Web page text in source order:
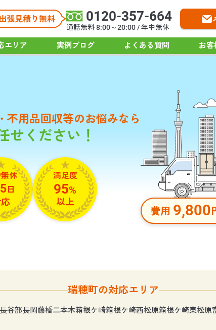
0120-357-664
通話無料 8:00～20:00 / 年中無休
エリア 実例ブログ よくある質問 お客
不用品回収等のお悩みなら
せください！
費用 9,800
休
日
満足度
95%
以上
瑞穂町の対応エリア
谷部長岡藤橋二本木箱根ケ崎箱根ケ崎西松原箱根ケ崎東松原